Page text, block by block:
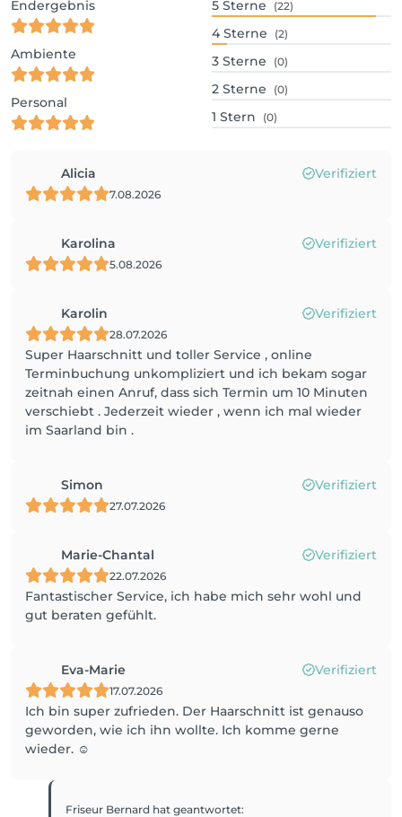
Endergebnis
Ambiente
Personal
5 Sterne (22)
4 Sterne (2)
3 Sterne (0)
2 Sterne (0)
1 Stern (0)
Alicia Verifiziert
7.08.2026
Karolina Verifiziert
5.08.2026
Karolin Verifiziert
28.07.2026
Super Haarschnitt und toller Service , online
Terminbuchung unkompliziert und ich bekam sogar
zeitnah einen Anruf, dass sich Termin um 10 Minuten
verschiebt . Jederzeit wieder , wenn ich mal wieder
im Saarland bin .
Simon Verifiziert
27.07.2026
Marie-Chantal Verifiziert
22.07.2026
Fantastischer Service, ich habe mich sehr wohl und
gut beraten gefühlt.
Eva-Marie Verifiziert
17.07.2026
Ich bin super zufrieden. Der Haarschnitt ist genauso
geworden, wie ich ihn wollte. Ich komme gerne
wieder. ☺️
Friseur Bernard hat geantwortet: